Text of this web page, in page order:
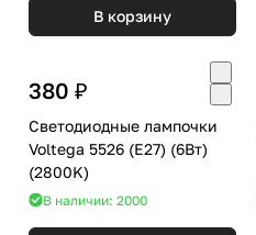
В корзину
380 ₽
Светодиодные лампочки
Voltega 5526 (E27) (6Вт)
(2800K)
В наличии: 2000